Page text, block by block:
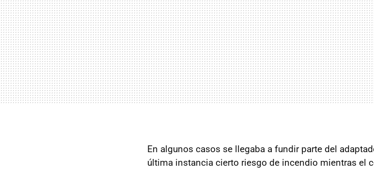
En algunos casos se llegaba a fundir parte del
última instancia cierto riesgo de incendio mientras el